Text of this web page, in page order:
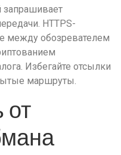
запрашивает
HTTPS-
между обозревателем
Избегайте отсылки
маршруты.
от